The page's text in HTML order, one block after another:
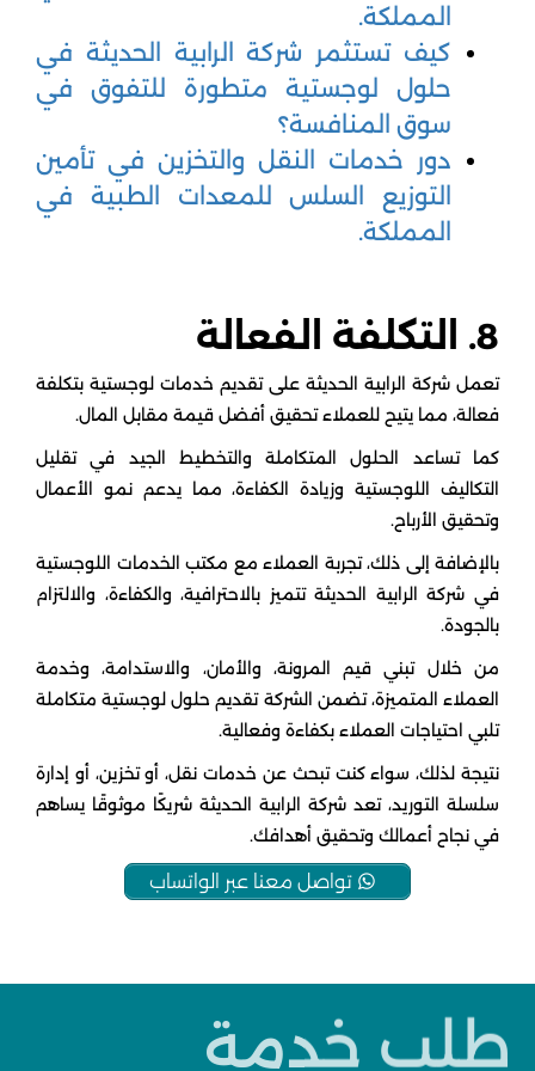
المملكة.
كيف تستثمر شركة الرابية الحديثة في
حلول لوجستية متطورة للتفوق في
سوق المنافسة؟
دور خدمات النقل والتخزين في تأمين
التوزيع السلس للمعدات الطبية في
المملكة.
8. التكلفة الفعالة
تعمل شركة الرابية الحديثة على تقديم خدمات لوجستية بتكلفة
فعالة، مما يتيح للعملاء تحقيق أفضل قيمة مقابل المال.
كما تساعد الحلول المتكاملة والتخطيط الجيد في تقليل
التكاليف اللوجستية وزيادة الكفاءة، مما يدعم نمو الأعمال
وتحقيق الأرباح.
بالإضافة إلى ذلك، تجربة العملاء مع مكتب الخدمات اللوجستية
في شركة الرابية الحديثة تتميز بالاحترافية، والكفاءة، والالتزام
بالجودة.
من خلال تبني قيم المرونة، والأمان، والاستدامة، وخدمة
العملاء المتميزة، تضمن الشركة تقديم حلول لوجستية متكاملة
تلبي احتياجات العملاء بكفاءة وفعالية.
نتيجة لذلك، سواء كنت تبحث عن خدمات نقل، أو تخزين، أو إدارة
سلسلة التوريد، تعد شركة الرابية الحديثة شريكًا موثوقًا يساهم
في نجاح أعمالك وتحقيق أهدافك.
تواصل معنا عبر الواتساب
طلب خدمة